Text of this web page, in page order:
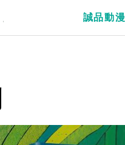
誠品動